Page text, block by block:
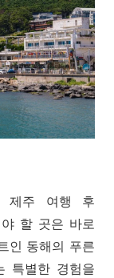
제주 여행 후
할 곳은 바로
인 동해의 푸른
특별한 경험을